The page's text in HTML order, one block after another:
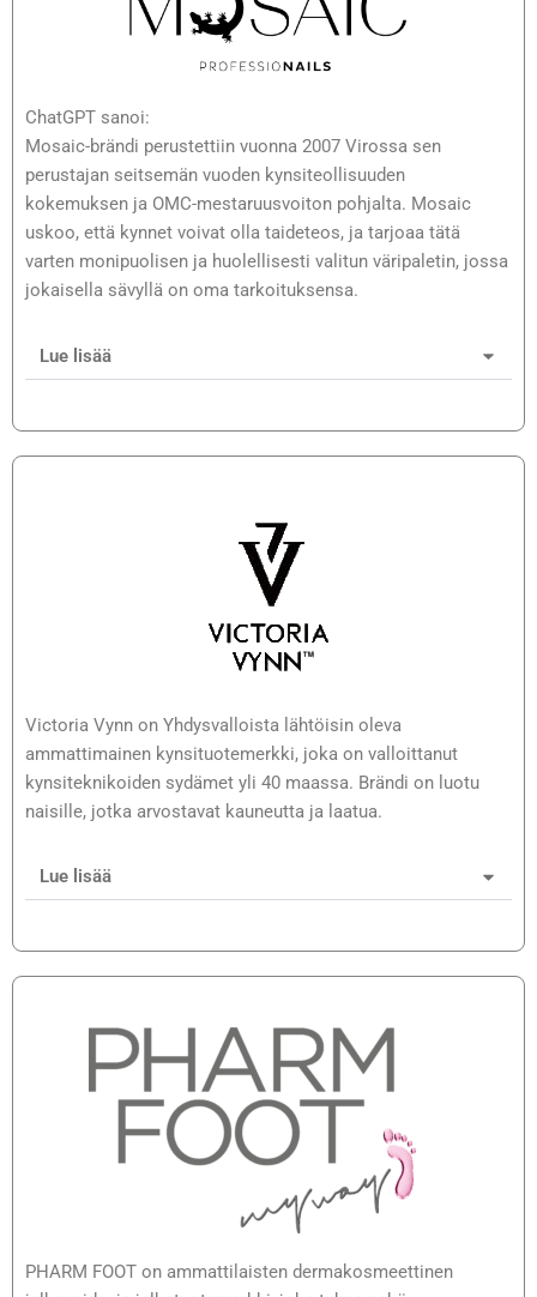
ChatGPT sanoi:
Mosaic-brändi perustettiin vuonna 2007 Virossa sen
perustajan seitsemän vuoden kynsiteollisuuden
kokemuksen ja OMC-mestaruusvoiton pohjalta. Mosaic
uskoo, että kynnet voivat olla taideteos, ja tarjoaa tätä
varten monipuolisen ja huolellisesti valitun väripaletin, jossa
jokaisella sävyllä on oma tarkoituksensa.
Lue lisää
Victoria Vynn on Yhdysvalloista lähtöisin oleva
ammattimainen kynsituotemerkki, joka on valloittanut
kynsiteknikoiden sydämet yli 40 maassa. Brändi on luotu
naisille, jotka arvostavat kauneutta ja laatua.
Lue lisää
PHARM FOOT on ammattilaisten dermakosmeettinen